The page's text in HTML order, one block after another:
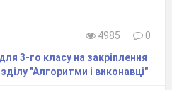
4985
0
3-го класу на закріплення
"Алгоритми і виконавці"